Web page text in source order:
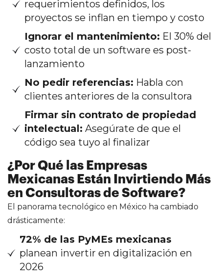
requerimientos definidos, los
proyectos se inflan en tiempo y costo
Ignorar el mantenimiento: El 30% del
costo total de un software es post-
lanzamiento
No pedir referencias: Habla con
clientes anteriores de la consultora
Firmar sin contrato de propiedad
intelectual: Asegúrate de que el
código sea tuyo al finalizar
¿Por Qué las Empresas
Mexicanas Están Invirtiendo Más
en Consultoras de Software?
El panorama tecnológico en México ha cambiado
drásticamente:
72% de las PyMEs mexicanas
planean invertir en digitalización en
2026